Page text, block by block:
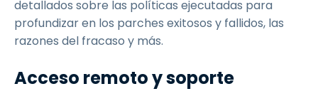
detallados sobre las políticas ejecutadas para
profundizar en los parches exitosos y fallidos, las
razones del fracaso y más.
Acceso remoto y soporte